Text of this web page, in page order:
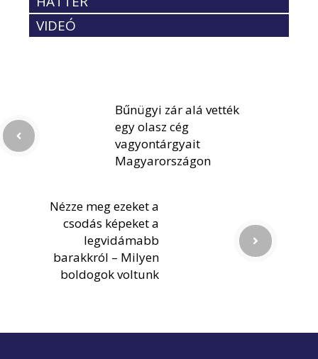
VIDEÓ
Bűnügyi zár alá vették
egy olasz cég
vagyontárgyait
Magyarországon
Nézze meg ezeket a
csodás képeket a
legvidámabb
barakkról – Milyen
boldogok voltunk